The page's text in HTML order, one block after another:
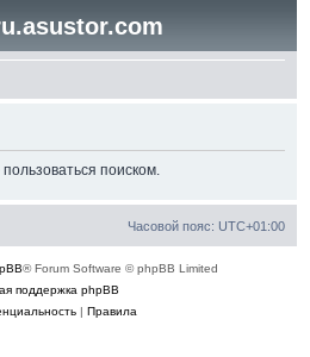
поиском.
Часовой пояс: UTC+01:00
® Forum Software © phpBB Limited
поддержка phpBB
| Правила